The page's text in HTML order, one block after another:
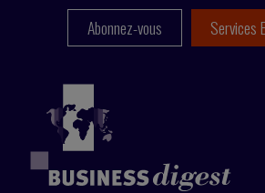
Abonnez-vous Services